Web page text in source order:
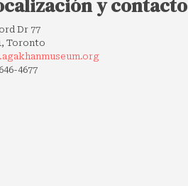
y contacto
Dr 77
Toronto
4677